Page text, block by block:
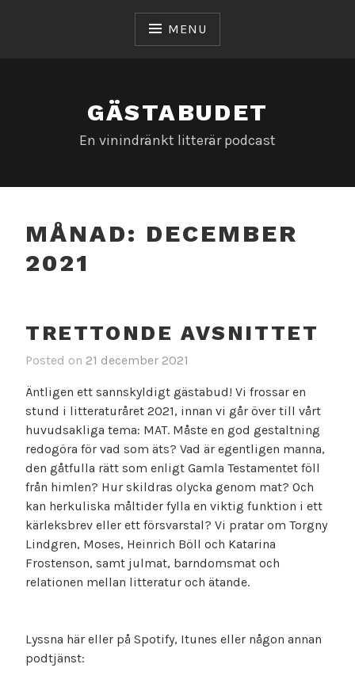
MENU
GÄSTABUDET
En vinindränkt litterär podcast
MÅNAD: DECEMBER
2021
TRETTONDE AVSNITTET
Posted on 21 december 2021
Äntligen ett sannskyldigt gästabud! Vi frossar en
stund i litteraturåret 2021, innan vi går över till vårt
huvudsakliga tema: MAT. Måste en god gestaltning
redogöra för vad som äts? Vad är egentligen manna,
den gåtfulla rätt som enligt Gamla Testamentet föll
från himlen? Hur skildras olycka genom mat? Och
kan herkuliska måltider fylla en viktig funktion i ett
kärleksbrev eller ett försvarstal? Vi pratar om Torgny
Lindgren, Moses, Heinrich Böll och Katarina
Frostenson, samt julmat, barndomsmat och
relationen mellan litteratur och ätande.
Lyssna här eller på Spotify, Itunes eller någon annan
podtjänst: